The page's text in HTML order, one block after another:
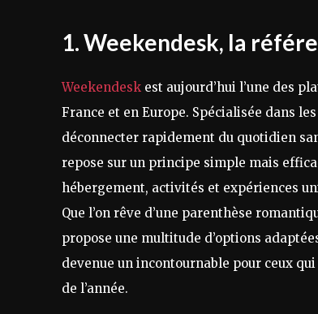
1. Weekendesk, la
Weekendesk est aujourd’hui l’une des
France et en Europe. Spécialisée dans
déconnecter rapidement du quotidien
repose sur un principe simple mais
hébergement, activités et expériences
Que l’on rêve d’une parenthèse
propose une multitude d’options
devenue un incontournable pour ceux
de l’année.